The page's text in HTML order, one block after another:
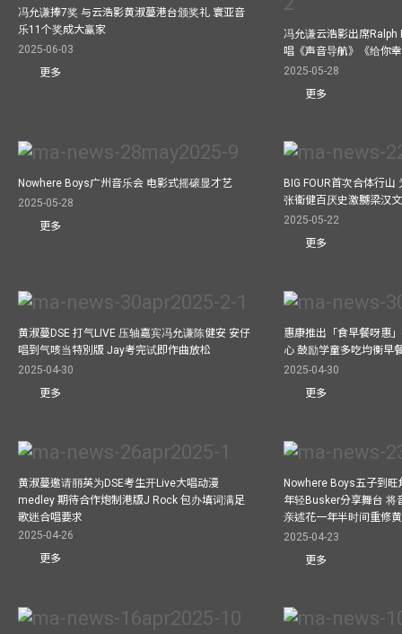
冯允谦捧7奖 与云浩影黄淑蔓港台颁奖礼 寰亚音
乐11个奖成大赢家
2025-06-03
更多
冯允谦云浩影出席
唱《声音导航》《给你
2025-05-28
更多
Nowhere Boys广州音乐会 电影式摇磙显才艺
2025-05-28
更多
BIG FOUR首次合体行
张衞健百厌史激嬲梁汉
2025-05-22
更多
黄淑蔓DSE 打气LIVE 压轴嘉宾冯允谦陈健安 安仔
唱到气咳当特別版 Jay考完试即作曲放松
2025-04-30
更多
惠康推出「食早餐呀惠
心 鼓励学童多吃均衡早
2025-04-30
更多
黄淑蔓邀请丽英为DSE考生开Live大唱动漫
medley 期待合作炮制港版J Rock 包办填词满足
歌迷合唱要求
2025-04-26
更多
Nowhere Boys五子到
年轻Busker分享舞台 将
亲述花一年半时间重修
2025-04-23
更多